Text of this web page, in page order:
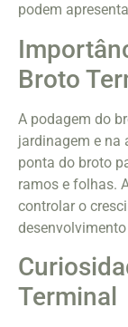
podem
Broto
A podagem do
jardinagem e na
ponta do broto
ramos e folhas.
controlar o
Terminal